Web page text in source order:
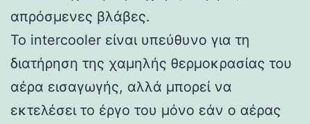
απρόσμενες βλάβες.
Το intercooler είναι υπεύθυνο για τη
διατήρηση της χαμηλής θερμοκρασίας του
αέρα εισαγωγής, αλλά μπορεί να
εκτελέσει το έργο του μόνο εάν ο αέρας